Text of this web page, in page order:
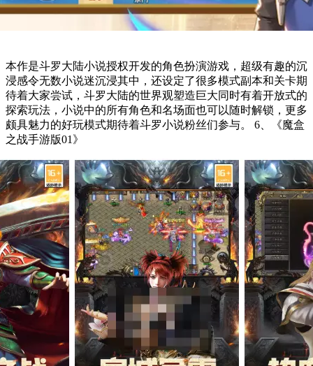
本作是斗罗大陆小说授权开发的角色扮演游戏，超级有趣的沉
浸感令无数小说迷沉浸其中，还设定了很多模式副本和关卡期
待着大家尝试，斗罗大陆的世界观塑造巨大同时有着开放式的
探索玩法，小说中的所有角色和名场面也可以随时解锁，更多
颇具魅力的好玩模式期待着斗罗小说粉丝们参与。 6、《魔盒
之战手游版01》